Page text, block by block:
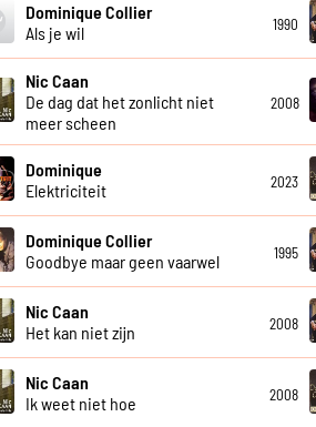
Dominique Collier
Als je wil
1990
Nic Caan
De dag dat het zonlicht niet
meer scheen
2008
Dominique
Elektriciteit
2023
Dominique Collier
Goodbye maar geen vaarwel
1995
Nic Caan
Het kan niet zijn
2008
Nic Caan
Ik weet niet hoe
2008